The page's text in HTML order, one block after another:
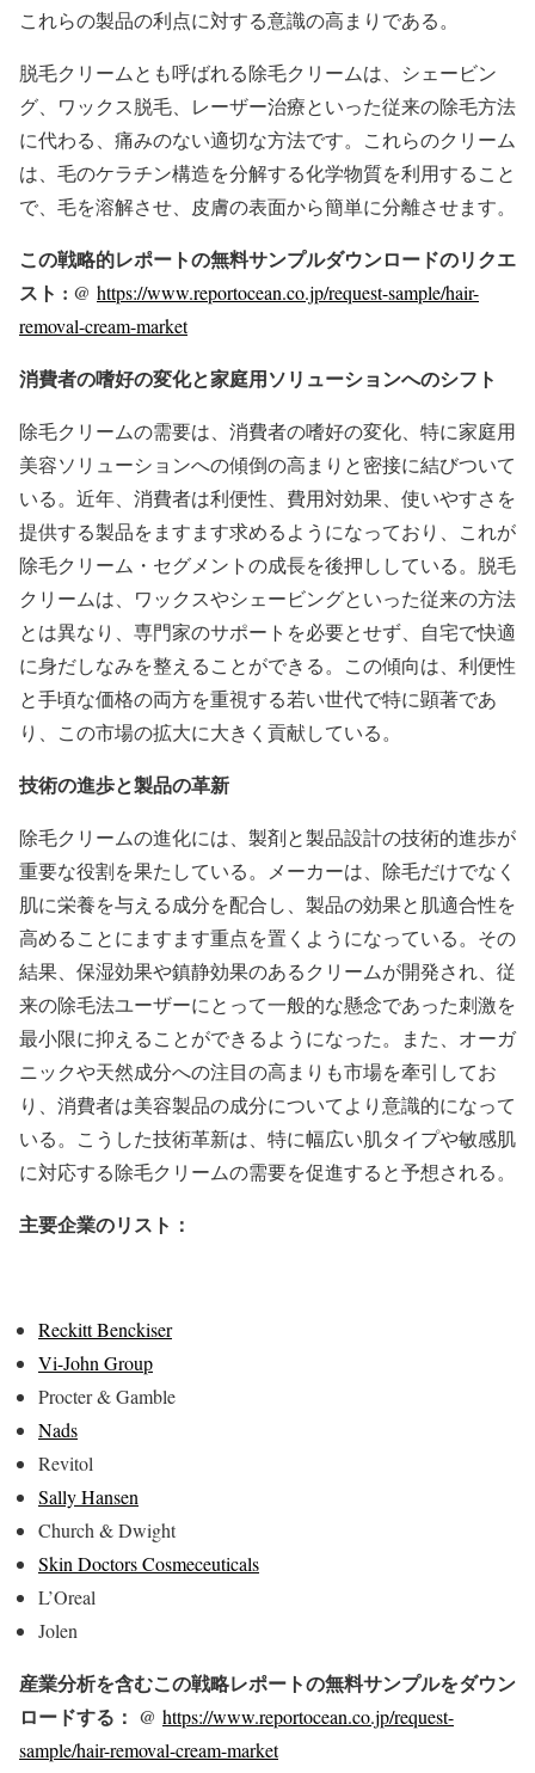
これらの製品の利点に対する意識の高まりである。
脱毛クリームとも呼ばれる除毛クリームは、シェービン
グ、ワックス脱毛、レーザー治療といった従来の除毛方法
に代わる、痛みのない適切な方法です。これらのクリーム
は、毛のケラチン構造を分解する化学物質を利用すること
で、毛を溶解させ、皮膚の表面から簡単に分離させます。
この戦略的レポートの無料サンプルダウンロードのリクエ
スト : @ https://www.reportocean.co.jp/request-sample/hair-
removal-cream-market
消費者の嗜好の変化と家庭用ソリューションへのシフト
除毛クリームの需要は、消費者の嗜好の変化、特に家庭用
美容ソリューションへの傾倒の高まりと密接に結びついて
いる。近年、消費者は利便性、費用対効果、使いやすさを
提供する製品をますます求めるようになっており、これが
除毛クリーム・セグメントの成長を後押ししている。脱毛
クリームは、ワックスやシェービングといった従来の方法
とは異なり、専門家のサポートを必要とせず、自宅で快適
に身だしなみを整えることができる。この傾向は、利便性
と手頃な価格の両方を重視する若い世代で特に顕著であ
り、この市場の拡大に大きく貢献している。
技術の進歩と製品の革新
除毛クリームの進化には、製剤と製品設計の技術的進歩が
重要な役割を果たしている。メーカーは、除毛だけでなく
肌に栄養を与える成分を配合し、製品の効果と肌適合性を
高めることにますます重点を置くようになっている。その
結果、保湿効果や鎮静効果のあるクリームが開発され、従
来の除毛法ユーザーにとって一般的な懸念であった刺激を
最小限に抑えることができるようになった。また、オーガ
ニックや天然成分への注目の高まりも市場を牽引してお
り、消費者は美容製品の成分についてより意識的になって
いる。こうした技術革新は、特に幅広い肌タイプや敏感肌
に対応する除毛クリームの需要を促進すると予想される。
主要企業のリスト：
Reckitt Benckiser
Vi-John Group
Procter & Gamble
Nads
Revitol
Sally Hansen
Church & Dwight
Skin Doctors Cosmeceuticals
L’Oreal
Jolen
産業分析を含むこの戦略レポートの無料サンプルをダウン
ロードする： @ https://www.reportocean.co.jp/request-
sample/hair-removal-cream-market